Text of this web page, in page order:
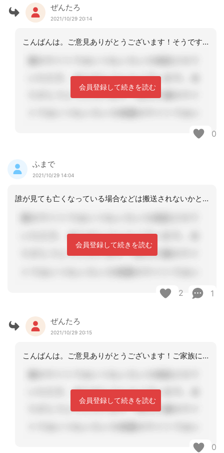
ぜんたろ
2021/10/29 20:14
こんばんは。ご意見ありがとうございます！そうですね、ご家族の思いをお聞きし、方針
会員登録して続きを読む
0
ふまで
2021/10/29 14:04
誰が見ても亡くなっている場合などは搬送されないかと思います警察の検死案件になると
会員登録して続きを読む
2 1
ぜんたろ
2021/10/29 20:15
こんばんは。ご意見ありがとうございます！ご家族に提案させて頂きます。
会員登録して続きを読む
0